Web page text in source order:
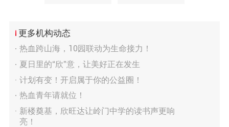
更多机构动态
热血跨山海，10园联动为生命接力！
夏日里的“欣”意，让美好正在发生
计划有变！开启属于你的公益圈！
热血青年请就位！
新楼奠基，欣旺达让岭门中学的读书声更响
亮！